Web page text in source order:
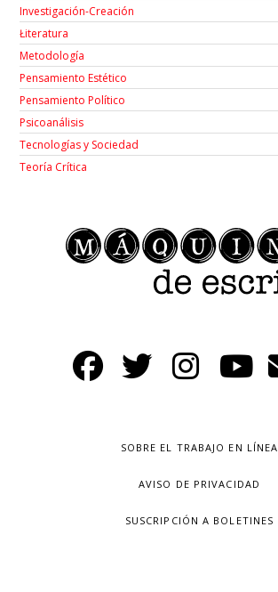
Investigación-Creación
Łiteratura
Metodología
Pensamiento Estético
Pensamiento Político
Psicoanálisis
Tecnologías y Sociedad
Teoría Crítica
SOBRE EL TRABAJO EN LÍNEA
AVISO DE PRIVACIDAD
SUSCRIPCIÓN A BOLETINES